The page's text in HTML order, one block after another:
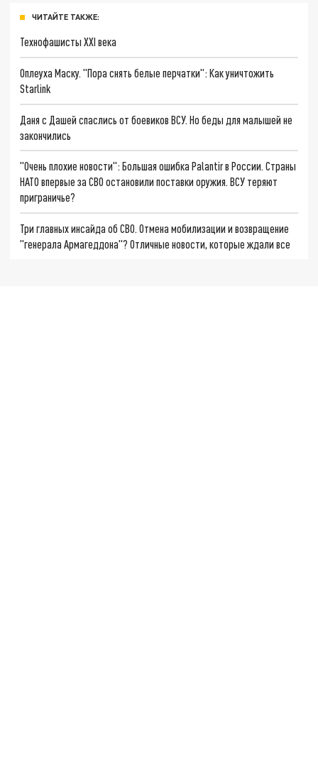
ЧИТАЙТЕ ТАКЖЕ:
Технофашисты XXI века
Оплеуха Маску. "Пора снять белые перчатки": Как уничтожить
Starlink
Даня с Дашей спаслись от боевиков ВСУ. Но беды для малышей не
закончились
"Очень плохие новости": Большая ошибка Palantir в России. Страны
НАТО впервые за СВО остановили поставки оружия. ВСУ теряют
приграничье?
Три главных инсайда об СВО. Отмена мобилизации и возвращение
"генерала Армагеддона"? Отличные новости, которые ждали все